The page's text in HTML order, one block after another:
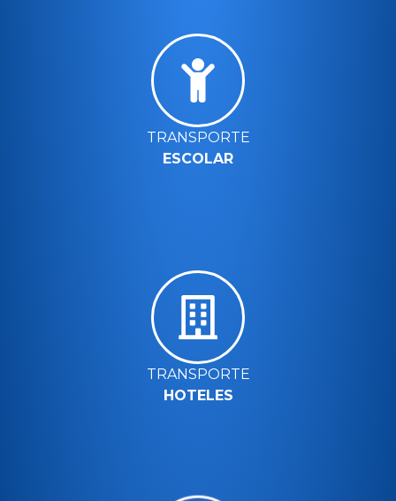
TRANSPORTE
ESCOLAR
TRANSPORTE
HOTELES